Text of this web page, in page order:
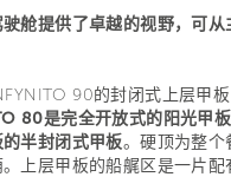
舱提供了卓越的视野，可
90的封闭式上层甲
80是完全开放式的阳光甲板
半封闭式甲板。硬顶为整个
上层甲板的船艉区是一片配